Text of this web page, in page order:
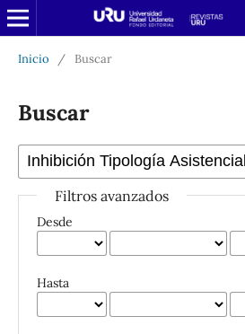
Inicio / Buscar
Buscar
Filtros avanzados
Desde
Hasta